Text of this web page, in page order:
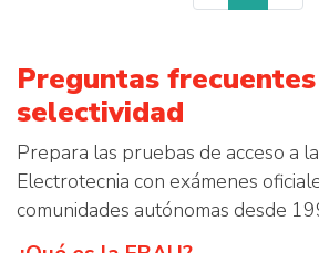
Preguntas
selectividad
Prepara las pruebas de acceso a
Electrotecnia con exámenes
comunidades autónomas desde